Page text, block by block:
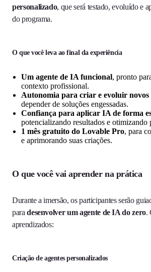
personalizado, que será testado, evoluído e
do programa.
O que você leva ao final da experiência
Um agente de IA funcional, pronto
contexto profissional.
Autonomia para criar e evoluir novos
depender de soluções engessadas.
Confiança para aplicar IA de forma
potencializando resultados e otimizando
1 mês gratuito do Lovable Pro, para
e aprimorando suas criações.
O que você vai aprender na prática
Durante a imersão, os participantes serão
paradesenvolver um agente de IA do zero.
aprendizados:
Criação de agentes personalizados